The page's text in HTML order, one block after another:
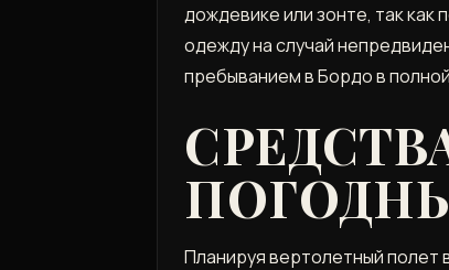
дождевике или зонте, так как
одежду на случай
пребыванием в Бордо в
Планируя вертолетный полет